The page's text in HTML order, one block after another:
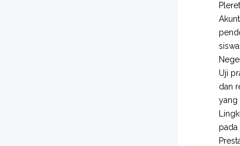
Uji
dan
yang
pada